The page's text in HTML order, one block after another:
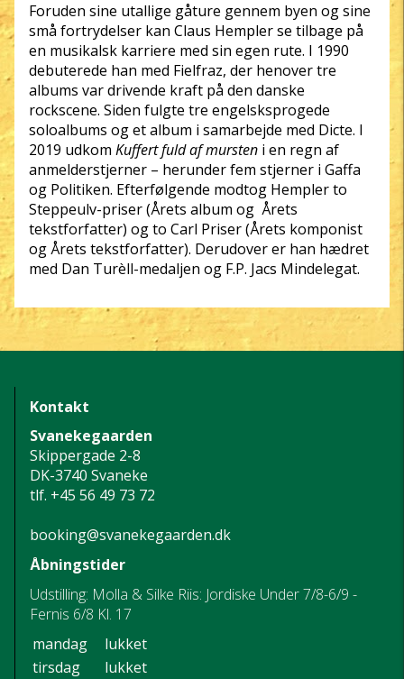
Foruden sine utallige gåture gennem byen og sine
små fortrydelser kan Claus Hempler se tilbage på
en musikalsk karriere med sin egen rute. I 1990
debuterede han med Fielfraz, der henover tre
albums var drivende kraft på den danske
rockscene. Siden fulgte tre engelsksprogede
soloalbums og et album i samarbejde med Dicte. I
2019 udkom Kuffert fuld af mursten i en regn af
anmelderstjerner – herunder fem stjerner i Gaffa
og Politiken. Efterfølgende modtog Hempler to
Steppeulv-priser (Årets album og Årets
tekstforfatter) og to Carl Priser (Årets komponist
og Årets tekstforfatter). Derudover er han hædret
med Dan Turèll-medaljen og F.P. Jacs Mindelegat.
Kontakt
Svanekegaarden
Skippergade 2-8
DK-3740 Svaneke
tlf. +45 56 49 73 72
booking@svanekegaarden.dk
Åbningstider
Udstilling: Molla & Silke Riis: Jordiske Under 7/8-6/9 -
Fernis 6/8 Kl. 17
mandag
lukket
tirsdag
lukket